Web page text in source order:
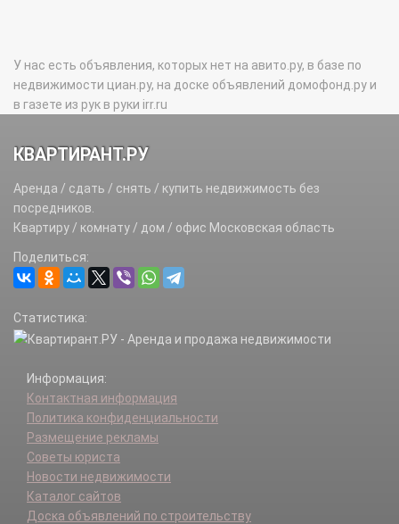
У нас есть объявления, которых нет на авито.ру, в базе по
недвижимости циан.ру, на доске объявлений домофонд.ру и
в газете из рук в руки irr.ru
КВАРТИРАНТ.РУ
Аренда / сдать / снять / купить недвижимость без
посредников.
Квартиру / комнату / дом / офис Московская область
Поделиться:
Статистика:
Информация:
Контактная информация
Политика конфиденциальности
Размещение рекламы
Советы юриста
Новости недвижимости
Каталог сайтов
Доска объявлений по строительству